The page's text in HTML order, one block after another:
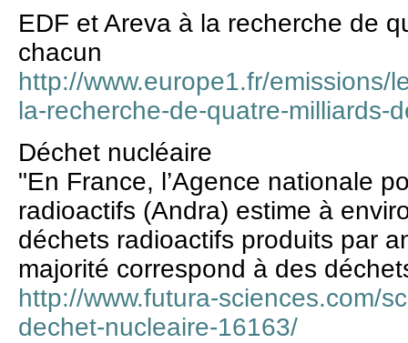
EDF et Areva à la recherche de
chacun
http://www.europe1.fr/emissions/
la-recherche-de-quatre-milliards-
Déchet nucléaire
"En France, l’Agence nationale
radioactifs (Andra) estime à
déchets radioactifs produits par
majorité correspond à des
http://www.futura-sciences.com/
dechet-nucleaire-16163/